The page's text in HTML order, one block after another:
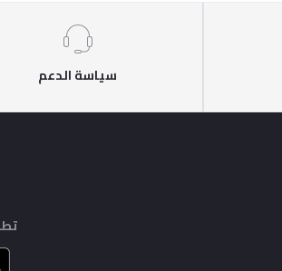
سياسة الدعم